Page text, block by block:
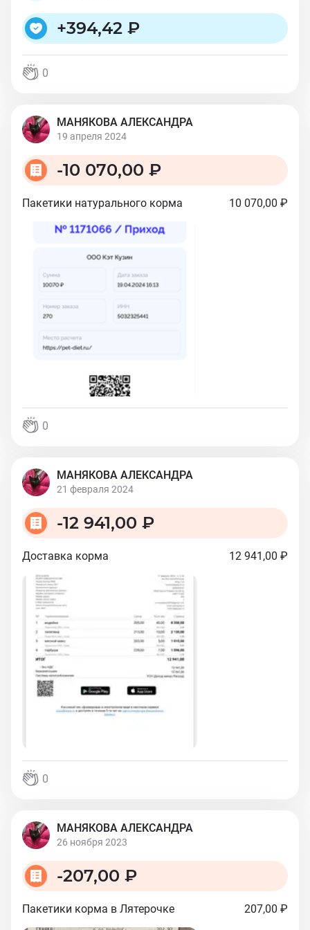
+394,42 ₽
0
МАНЯКОВА АЛЕКСАНДРА
19 апреля 2024
-10 070,00 ₽
Пакетики натурального корма 10 070,00 ₽
0
МАНЯКОВА АЛЕКСАНДРА
21 февраля 2024
-12 941,00 ₽
Доставка корма 12 941,00 ₽
0
МАНЯКОВА АЛЕКСАНДРА
26 ноября 2023
-207,00 ₽
Пакетики корма в Лятерочке 207,00 ₽